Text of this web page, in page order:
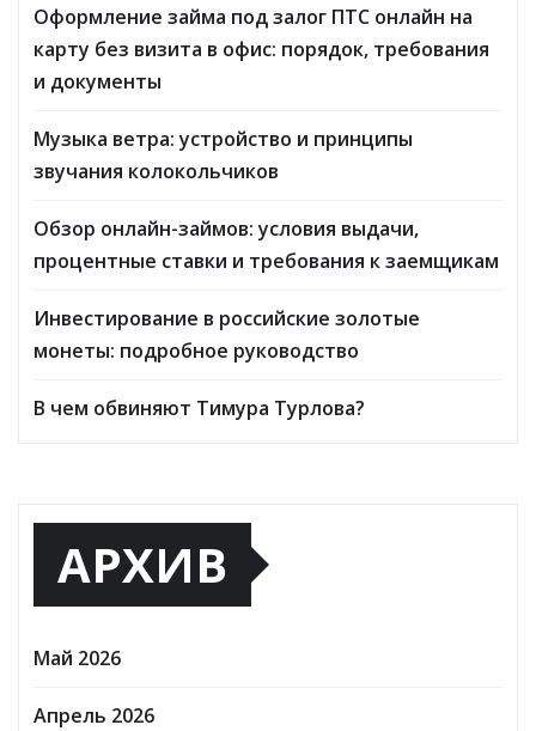
Оформление займа под залог ПТС онлайн на
карту без визита в офис: порядок, требования
и документы
Музыка ветра: устройство и принципы
звучания колокольчиков
Обзор онлайн-займов: условия выдачи,
процентные ставки и требования к заемщикам
Инвестирование в российские золотые
монеты: подробное руководство
В чем обвиняют Тимура Турлова?
АРХИВ
Май 2026
Апрель 2026